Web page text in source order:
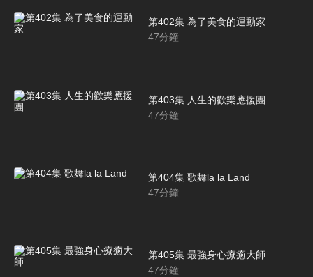
第402集 為了美食的運動家
47分鐘
第403集 人生的歡樂應援團
47分鐘
第404集 歌舞la la Land
47分鐘
第405集 最強身心療癒大師
47分鐘